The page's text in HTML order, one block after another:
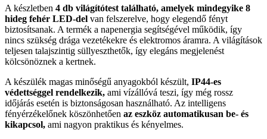
A készletben 4 db világítótest található, amelyek mindegyike 8
hideg fehér LED-del van felszerelve, hogy elegendő fényt
biztosítsanak. A termék a napenergia segítségével működik, így
nincs szükség drága vezetékekre és elektromos áramra. A világítások
teljesen talajszintig süllyeszthetők, így elegáns megjelenést
kölcsönöznek a kertnek.
A készülék magas minőségű anyagokból készült, IP44-es
védettséggel rendelkezik, ami vízállóvá teszi, így még rossz
időjárás esetén is biztonságosan használható. Az intelligens
fényérzékelőnek köszönhetően az eszköz automatikusan be- és
kikapcsol, ami nagyon praktikus és kényelmes.